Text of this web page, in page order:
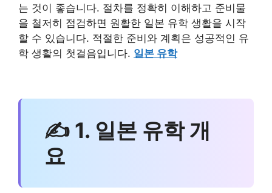
는 것이 좋습니다. 절차를 정확히 이해하고 준비물
을 철저히 점검하면 원활한 일본 유학 생활을 시작
할 수 있습니다. 적절한 준비와 계획은 성공적인 유
학 생활의 첫걸음입니다. 일본 유학
✍ 1. 일본 유학 개
요